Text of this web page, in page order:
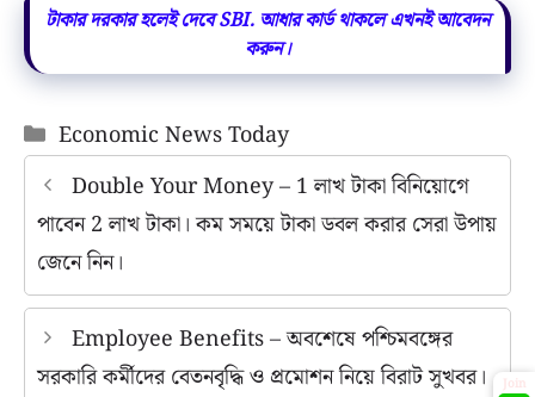
টাকার দরকার হলেই দেবে SBI. আধার কার্ড থাকলে এখনই আবেদন
করুন।
Categories
Economic News Today
Double Your Money – 1 লাখ টাকা বিনিয়োগে
পাবেন 2 লাখ টাকা। কম সময়ে টাকা ডবল করার সেরা উপায়
জেনে নিন।
Employee Benefits – অবশেষে পশ্চিমবঙ্গের
সরকারি কর্মীদের বেতনবৃদ্ধি ও প্রমোশন নিয়ে বিরাট সুখবর।
Join